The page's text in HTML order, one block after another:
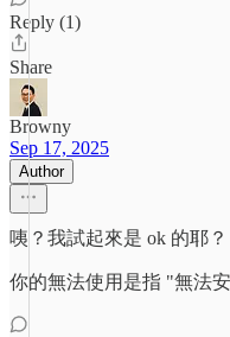
Reply (1)
Share
Browny
Sep 17, 2025
Author
咦？我試起來是 ok 的耶？
你的無法使用是指 "無法